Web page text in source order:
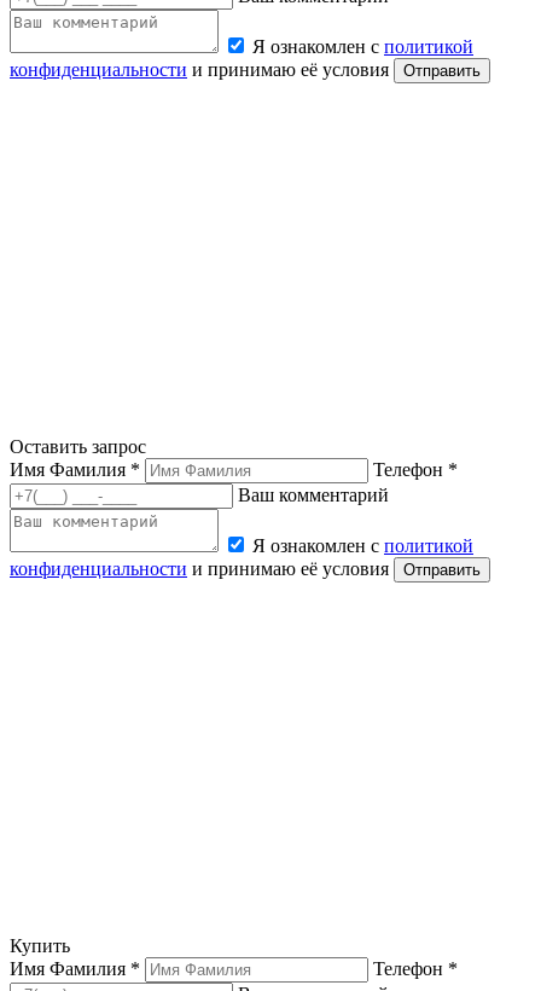
Я ознакомлен с политикой
конфиденциальности и принимаю её условия Отправить
Оставить запрос
Имя Фамилия *
Телефон *
Ваш комментарий
Я ознакомлен с политикой
конфиденциальности и принимаю её условия Отправить
Купить
Имя Фамилия *
Телефон *